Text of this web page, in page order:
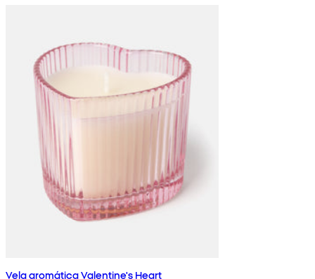
Vela aromática Valentine's Heart